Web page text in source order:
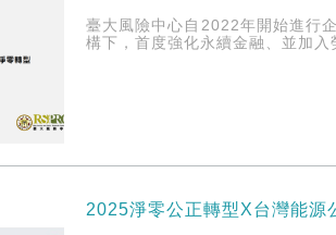
臺大風險中心自2022年開始進行
構下，首度強化永續金融、並加
2025淨零公正轉型X台灣能源